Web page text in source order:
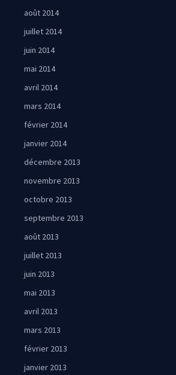
août 2014
juillet 2014
juin 2014
mai 2014
avril 2014
mars 2014
février 2014
janvier 2014
décembre 2013
novembre 2013
octobre 2013
septembre 2013
août 2013
juillet 2013
juin 2013
mai 2013
avril 2013
mars 2013
février 2013
janvier 2013